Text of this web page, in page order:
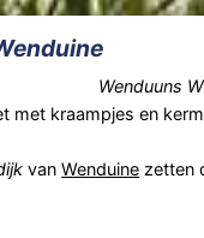
Wenduuns
met kraampjes en
vanWenduine zetten